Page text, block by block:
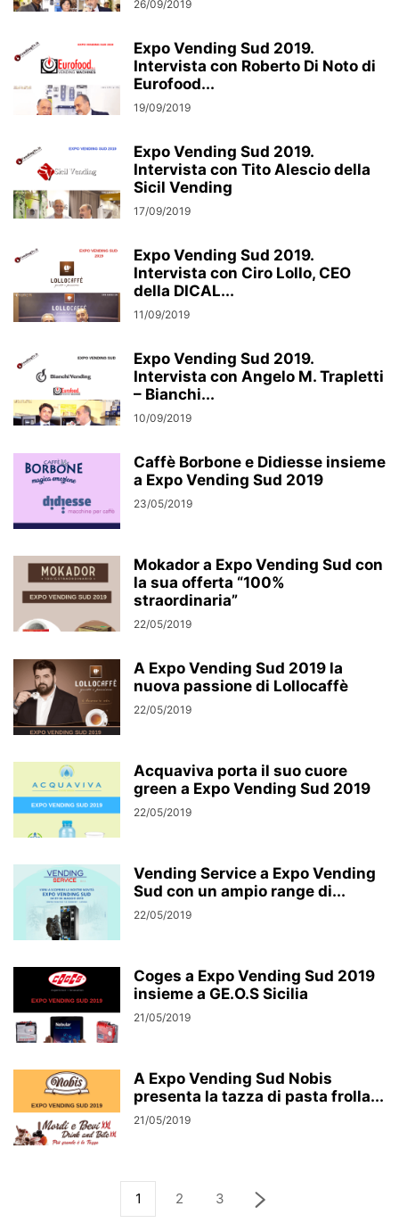
26/09/2019
Expo Vending Sud 2019.
Intervista con Roberto Di Noto di
Eurofood...
19/09/2019
Expo Vending Sud 2019.
Intervista con Tito Alescio della
Sicil Vending
17/09/2019
Expo Vending Sud 2019.
Intervista con Ciro Lollo, CEO
della DICAL...
11/09/2019
Expo Vending Sud 2019.
Intervista con Angelo M. Trapletti
– Bianchi...
10/09/2019
Caffè Borbone e Didiesse insieme
a Expo Vending Sud 2019
23/05/2019
Mokador a Expo Vending Sud con
la sua offerta “100%
straordinaria”
22/05/2019
A Expo Vending Sud 2019 la
nuova passione di Lollocaffè
22/05/2019
Acquaviva porta il suo cuore
green a Expo Vending Sud 2019
22/05/2019
Vending Service a Expo Vending
Sud con un ampio range di...
22/05/2019
Coges a Expo Vending Sud 2019
insieme a GE.O.S Sicilia
21/05/2019
A Expo Vending Sud Nobis
presenta la tazza di pasta frolla...
21/05/2019
1 2 3